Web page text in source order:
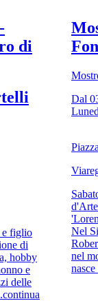
di
e figlio
di
hobby
e
delle
Dal
Nel
nel